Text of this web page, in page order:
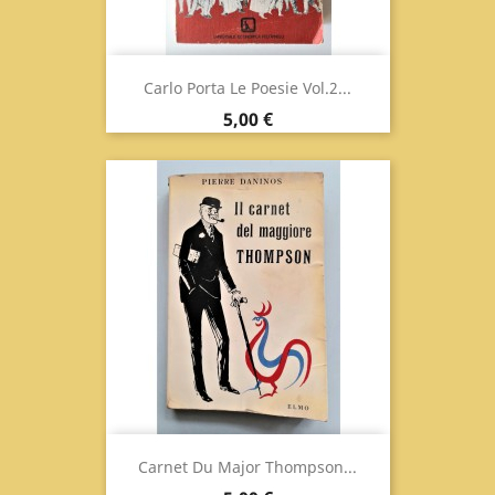
Carlo Porta Le Poesie Vol.2...
Prix
5,00 €
Carnet Du Major Thompson...